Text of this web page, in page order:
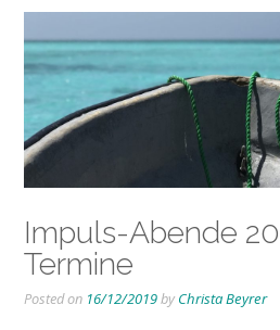
Impuls-Abende
Termine
Posted on 16/12/2019by Christa Beyrer